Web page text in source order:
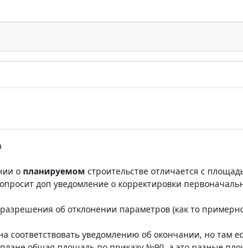
о планируемом строительстве отличается с
доп уведомление о корректировки
об отклонении параметров (как то
соответствовать уведомлению об окончании, но там